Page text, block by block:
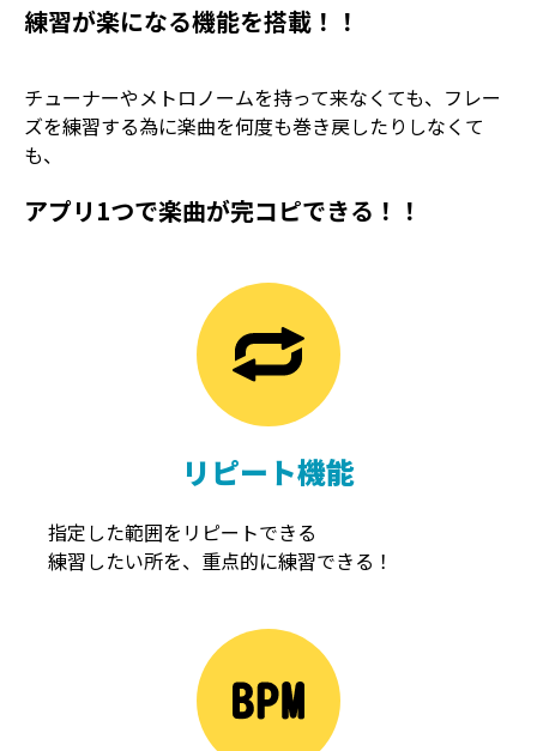
練習が楽になる機能を搭載！！
チューナーやメトロノームを持って来なくても、フレー
ズを練習する為に楽曲を何度も巻き戻したりしなくて
も、
アプリ1つで楽曲が完コピできる！！
リピート機能
指定した範囲をリピートできる
練習したい所を、重点的に練習できる！